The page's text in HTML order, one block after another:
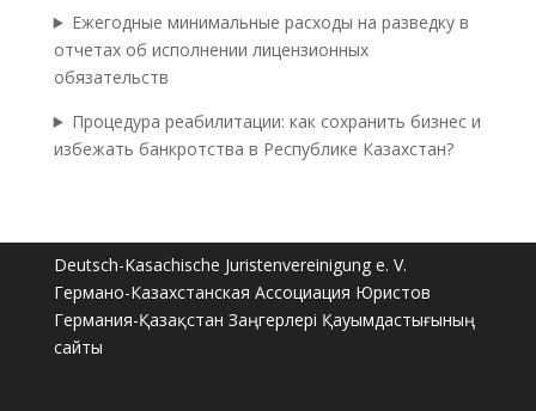
Ежегодные минимальные расходы на разведку в
отчетах об исполнении лицензионных
обязательств
Процедура реабилитации: как сохранить бизнес и
избежать банкротства в Республике Казахстан?
Deutsch-Kasachische Juristenvereinigung e. V.
Германо-Казахстанская Ассоциация Юристов
Германия-Қазақстан Заңгерлері Қауымдастығының
сайты